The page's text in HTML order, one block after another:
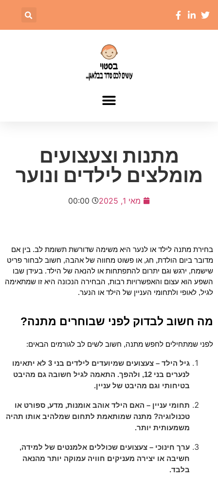
מתנות וצעצועים
מומלצים לילדים ונוער
מאי 1, 2025 00:00
לגיל, לאופי ולתחומי העניין של הילד או הנער.
מה חשוב לבדוק לפני שבוחרים מתנה?
לפני שמתחילים לחפש מתנה, חשוב לשים לב לגורמים הבאים:
גיל הילד – צעצועים שמיועדים לילדים בני 3 לא יתאימו
לנערים בני 12, ולהפך. התאמה לגיל חשובה גם מהיבט
בטיחותי וגם מהיבט של עניין.
תחומי עניין – האם הילד אוהב אומנות, מדע, ספורט או
טכנולוגיה? מתנה שמותאמת לתחום שמלהיב אותו תהיה
משמעותית יותר.
ערך חינוכי – צעצועים שכוללים אלמנטים של למידה,
חשיבה או יצירה מעניקים חוויה עמוקה יותר מהנאה
בלבד.